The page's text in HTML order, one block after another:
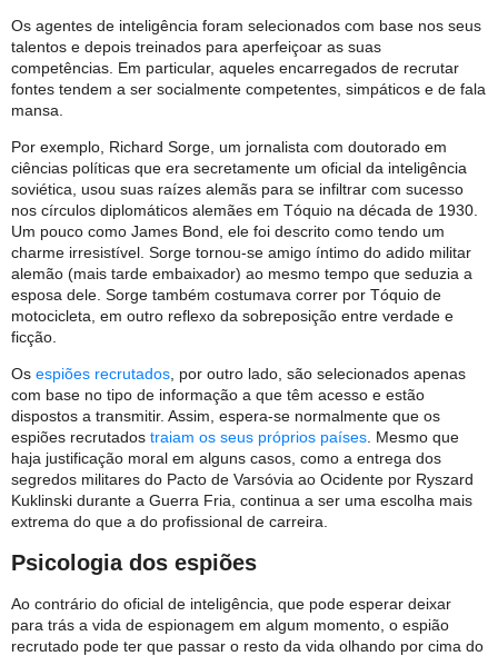
Os agentes de inteligência foram selecionados com base nos seus
talentos e depois treinados para aperfeiçoar as suas
competências. Em particular, aqueles encarregados de recrutar
fontes tendem a ser socialmente competentes, simpáticos e de fala
mansa.
Por exemplo, Richard Sorge, um jornalista com doutorado em
ciências políticas que era secretamente um oficial da inteligência
soviética, usou suas raízes alemãs para se infiltrar com sucesso
nos círculos diplomáticos alemães em Tóquio na década de 1930.
Um pouco como James Bond, ele foi descrito como tendo um
charme irresistível. Sorge tornou-se amigo íntimo do adido militar
alemão (mais tarde embaixador) ao mesmo tempo que seduzia a
esposa dele. Sorge também costumava correr por Tóquio de
motocicleta, em outro reflexo da sobreposição entre verdade e
ficção.
Os espiões recrutados, por outro lado, são selecionados apenas
com base no tipo de informação a que têm acesso e estão
dispostos a transmitir. Assim, espera-se normalmente que os
espiões recrutados traiam os seus próprios países. Mesmo que
haja justificação moral em alguns casos, como a entrega dos
segredos militares do Pacto de Varsóvia ao Ocidente por Ryszard
Kuklinski durante a Guerra Fria, continua a ser uma escolha mais
extrema do que a do profissional de carreira.
Psicologia dos espiões
Ao contrário do oficial de inteligência, que pode esperar deixar
para trás a vida de espionagem em algum momento, o espião
recrutado pode ter que passar o resto da vida olhando por cima do